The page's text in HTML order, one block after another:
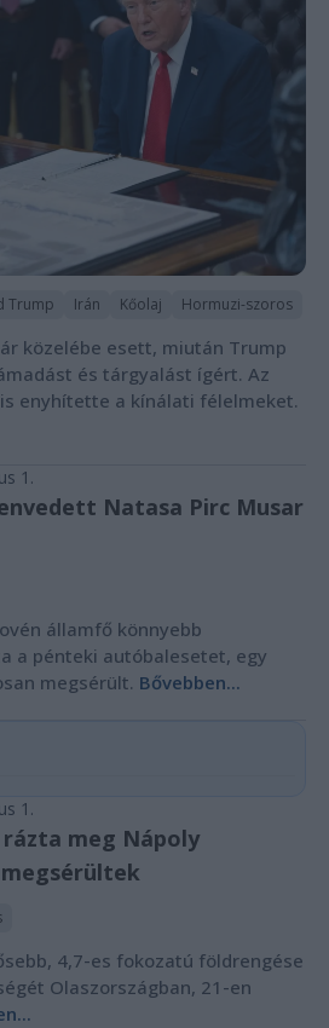
Trump Irán Kőolaj Hormuzi-szoros
közelébe esett, miután Trump
és tárgyalást ígért. Az
is enyhítette a kínálati félelmeket.
1.
Natasa Pirc Musar
államfő könnyebb
a pénteki autóbalesetet, egy
megsérült. Bővebben...
1.
meg Nápoly
4,7-es fokozatú földrengése
Olaszországban, 21-en